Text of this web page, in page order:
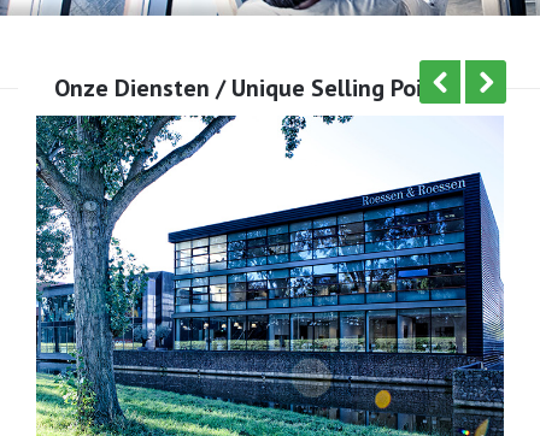
Onze Diensten / Unique Selling Points